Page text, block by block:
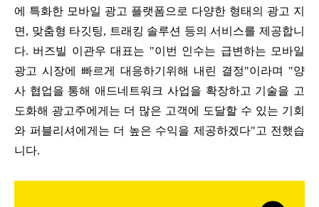
에 특화한 모바일 광고 플랫폼으로 다양한 형태의 광고 지
면, 맞춤형 타깃팅, 트래킹 솔루션 등의 서비스를 제공합니
다. 버즈빌 이관우 대표는 "이번 인수는 급변하는 모바일
광고 시장에 빠르게 대응하기위해 내린 결정"이라며 "양
사 협업을 통해 애드네트워크 사업을 확장하고 기술을 고
도화해 광고주에게는 더 많은 고객에 도달할 수 있는 기회
와 퍼블리셔에게는 더 높은 수익을 제공하겠다"고 전했습
니다.